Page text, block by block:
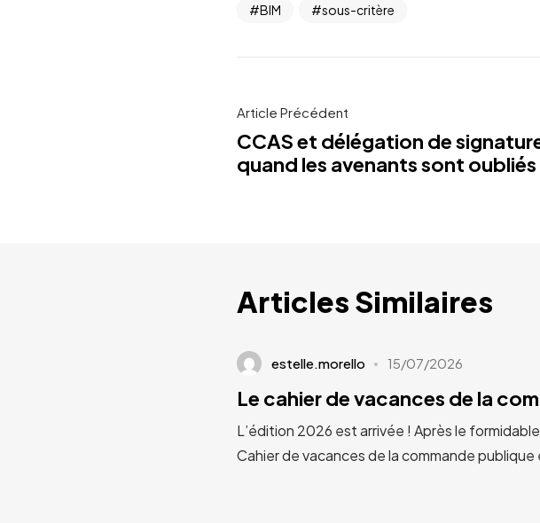
BIM sous-critère
Article Précédent
CCAS et délégation de
quand les avenants sont oubliés
Articles Similaires
estelle.morello 15/07/2026
Le cahier de vacances de la
L’édition 2026 est arrivée ! Après le
Cahier de vacances de la commande